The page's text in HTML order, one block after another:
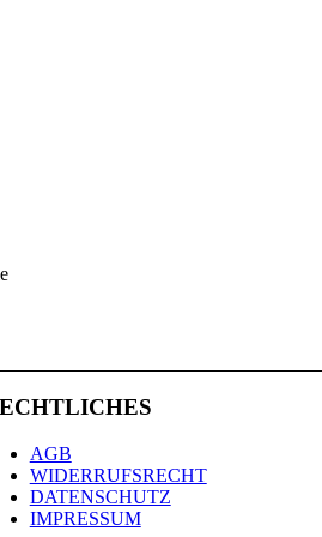
AGB
WIDERRUFSRECHT
DATENSCHUTZ
IMPRESSUM